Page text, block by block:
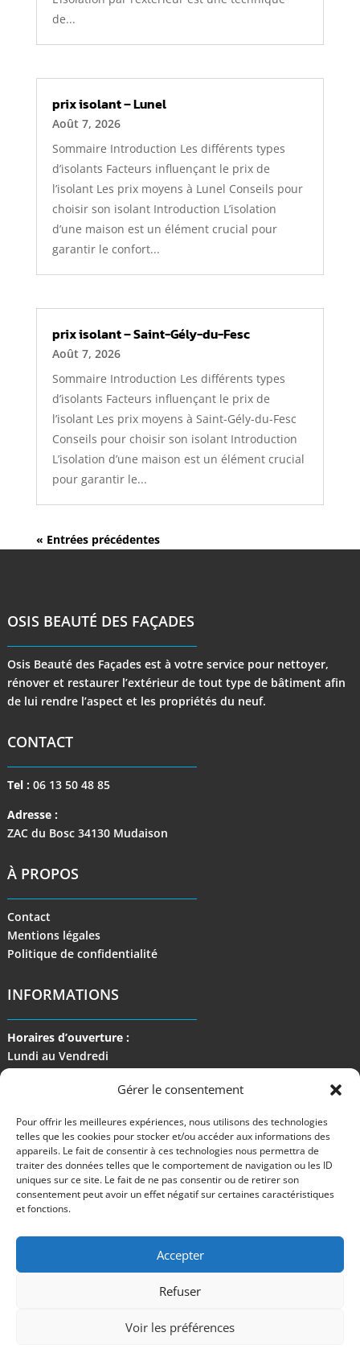
Gérer le consentement
Pour offrir les meilleures expériences, nous utilisons des technologies
telles que les cookies pour stocker et/ou accéder aux informations des
appareils. Le fait de consentir à ces technologies nous permettra de
traiter des données telles que le comportement de navigation ou les ID
uniques sur ce site. Le fait de ne pas consentir ou de retirer son
consentement peut avoir un effet négatif sur certaines caractéristiques
et fonctions.
Accepter
Refuser
Voir les préférences
de...
prix isolant – Lunel
Août 7, 2026
Sommaire Introduction Les différents types
d’isolants Facteurs influençant le prix de
l’isolant Les prix moyens à Lunel Conseils pour
choisir son isolant Introduction L’isolation
d’une maison est un élément crucial pour
garantir le confort...
prix isolant – Saint-Gély-du-Fesc
Août 7, 2026
Sommaire Introduction Les différents types
d’isolants Facteurs influençant le prix de
l’isolant Les prix moyens à Saint-Gély-du-Fesc
Conseils pour choisir son isolant Introduction
L’isolation d’une maison est un élément crucial
pour garantir le...
« Entrées précédentes
OSIS BEAUTÉ DES FAÇADES
Osis Beauté des Façades est à votre service pour nettoyer,
rénover et restaurer l’extérieur de tout type de bâtiment afin
de lui rendre l’aspect et les propriétés du neuf.
CONTACT
Tel : 06 13 50 48 85
Adresse :
ZAC du Bosc 34130 Mudaison
À PROPOS
Contact
Mentions légales
Politique de confidentialité
INFORMATIONS
Horaires d’ouverture :
Lundi au Vendredi
de 9 h à 17 h
– Tous droits réservés –